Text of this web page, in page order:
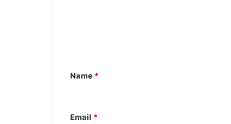
t
Name *
Email *